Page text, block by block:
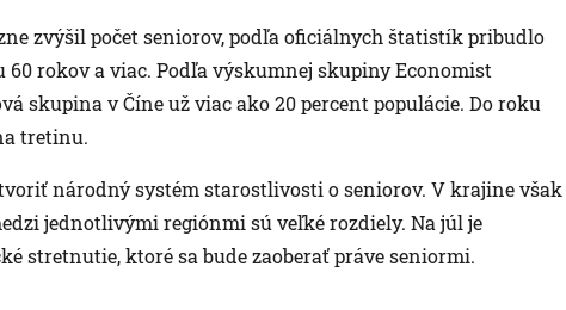
zvýšil počet seniorov, podľa oficiálnych štatistík pribudlo
rokov a viac. Podľa výskumnej skupiny Economist
skupina v Číne už viac ako 20 percent populácie. Do roku
tretinu.
národný systém starostlivosti o seniorov. V krajine však
jednotlivými regiónmi sú veľké rozdiely. Na júl je
stretnutie, ktoré sa bude zaoberať práve seniormi.